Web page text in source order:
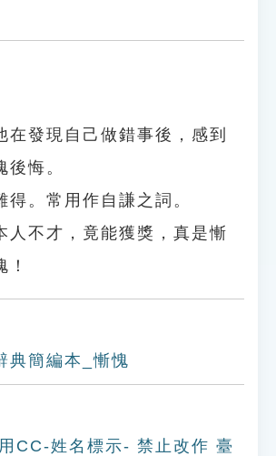
在發現自己做錯事後，感到
後悔。
得。常用作自謙之詞。
人不才，竟能獲獎，真是慚
典簡編本_慚愧
CC-姓名標示- 禁止改作 臺